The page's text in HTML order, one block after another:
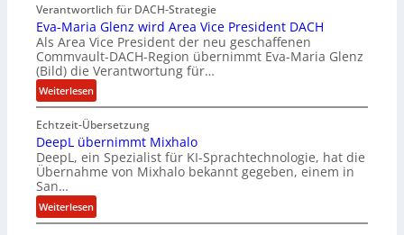
Verantwortlich für DACH-Strategie
Eva-Maria Glenz wird Area Vice President DACH
Als Area Vice President der neu geschaffenen
Commvault-DACH-Region übernimmt Eva-Maria Glenz
(Bild) die Verantwortung für…
Weiterlesen:
E
v
a
-
M
a
r
i
Echtzeit-Übersetzung
DeepL übernimmt Mixhalo
DeepL, ein Spezialist für KI-Sprachtechnologie, hat die
Übernahme von Mixhalo bekannt gegeben, einem in
San…
Weiterlesen:
D